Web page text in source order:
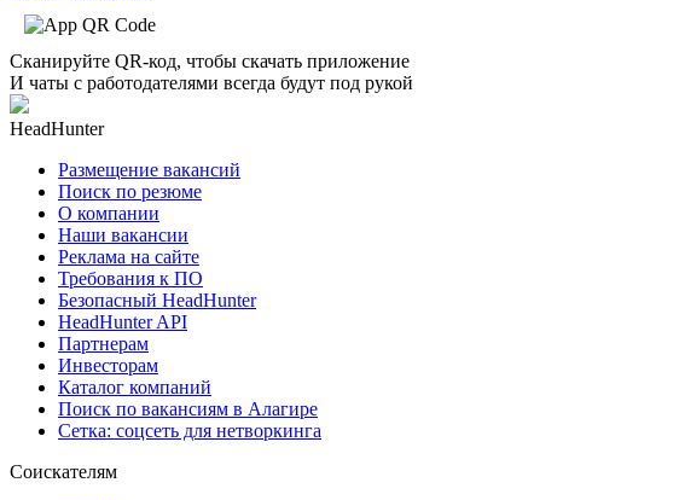
Сканируйте QR-код, чтобы скачать приложение
И чаты с работодателями всегда будут под рукой
HeadHunter
Размещение вакансий
Поиск по резюме
О компании
Наши вакансии
Реклама на сайте
Требования к ПО
Безопасный HeadHunter
HeadHunter API
Партнерам
Инвесторам
Каталог компаний
Поиск по вакансиям в Алагире
Сетка: соцсеть для нетворкинга
Соискателям